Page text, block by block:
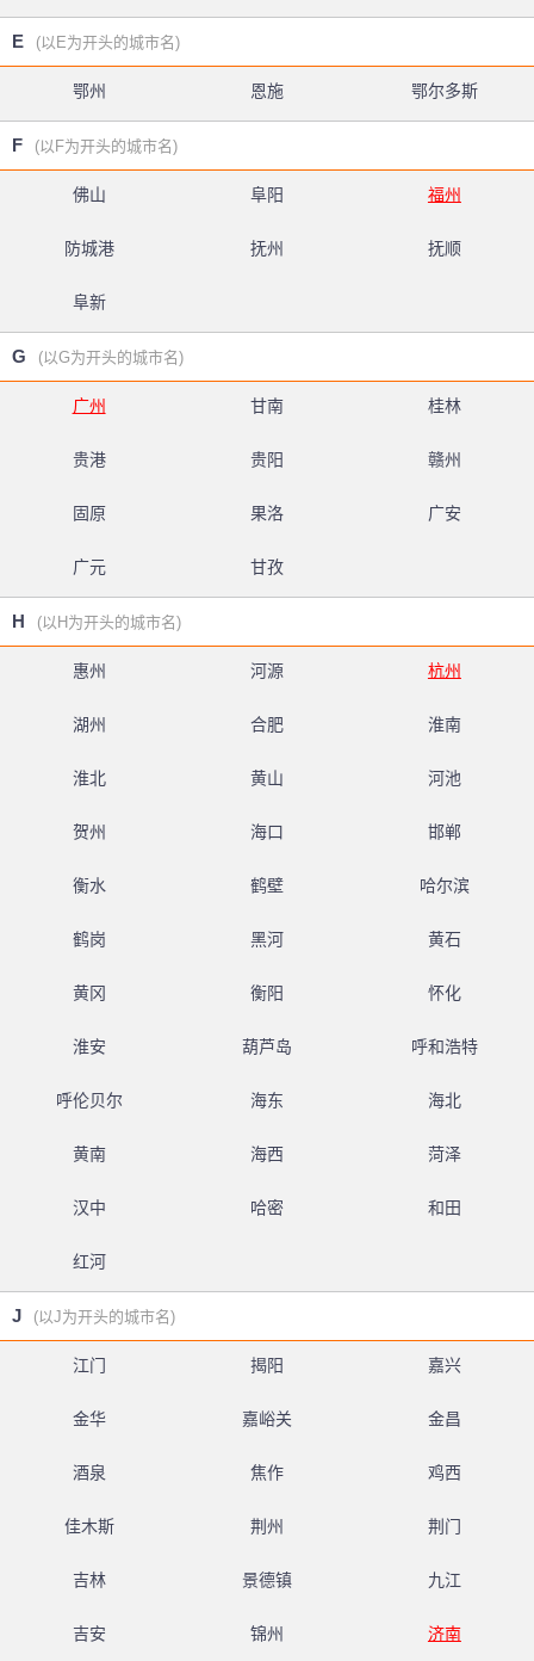
E (以E为开头的城市名)
鄂州 恩施 鄂尔多斯
F (以F为开头的城市名)
佛山 阜阳 福州
防城港 抚州 抚顺
阜新
G (以G为开头的城市名)
广州 甘南 桂林
贵港 贵阳 赣州
固原 果洛 广安
广元 甘孜
H (以H为开头的城市名)
惠州 河源 杭州
湖州 合肥 淮南
淮北 黄山 河池
贺州 海口 邯郸
衡水 鹤壁 哈尔滨
鹤岗 黑河 黄石
黄冈 衡阳 怀化
淮安 葫芦岛 呼和浩特
呼伦贝尔 海东 海北
黄南 海西 菏泽
汉中 哈密 和田
红河
J (以J为开头的城市名)
江门 揭阳 嘉兴
金华 嘉峪关 金昌
酒泉 焦作 鸡西
佳木斯 荆州 荆门
吉林 景德镇 九江
吉安 锦州 济南